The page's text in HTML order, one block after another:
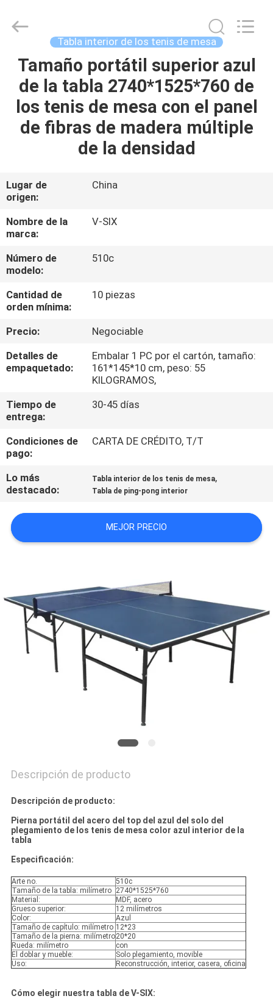
EN
CASA
PRODUCTOS
NOSOTROS
RECORRIDO
POR
LA
FÁBRICA
CONTROL
CALIDAD
CONTACTA
CON
NOSOTROS
SOLICITAR
CITA
SITIO
PRIVACY
POLICY
Guangzhou
Dunya
Rights
Tabla interior de los tenis de mesa
Tamaño portátil superior azul
de la tabla 2740*1525*760 de
los tenis de mesa con el panel
de fibras de madera múltiple
de la densidad
Lugar de
origen:
China
Nombre de la
marca:
V-SIX
Número de
modelo:
510c
Cantidad de
orden mínima:
10 piezas
Precio:
Negociable
Detalles de
empaquetado:
Embalar 1 PC por el cartón, tamaño:
161*145*10 cm, peso: 55
KILOGRAMOS,
Tiempo de
entrega:
30-45 días
Condiciones de
pago:
CARTA DE CRÉDITO, T/T
Lo más
destacado:
Tabla interior de los tenis de mesa,
Tabla de ping-pong interior
MEJOR PRECIO
Descripción de producto
Descripción de producto:
Pierna portátil del acero del top del azul del solo del
plegamiento de los tenis de mesa color azul interior de la
tabla
Especificación:
Arte no.
510c
Tamaño de la tabla: milímetro 2740*1525*760
Material:
MDF, acero
Grueso superior:
12 milímetros
Color:
Azul
Tamaño de capítulo: milímetro 12*23
Tamaño de la pierna: milímetro20*20
Rueda: milímetro
con
El doblar y mueble:
Solo plegamiento, movible
Uso:
Reconstrucción, interior, casera, oficina
Cómo elegir nuestra tabla de V-SIX: